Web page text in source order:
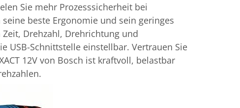
Sie mehr Prozesssicherheit bei
beste Ergonomie und sein geringes
Drehzahl, Drehrichtung und
USB-Schnittstelle einstellbar. Vertrauen Sie
12V von Bosch ist kraftvoll, belastbar